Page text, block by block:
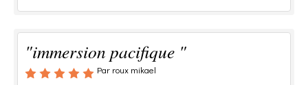
"immersion pacifique "
Par roux mikael